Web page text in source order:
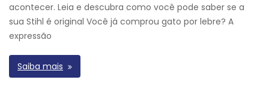
acontecer. Leia e descubra como você pode saber se a
sua Stihl é original Você já comprou gato por lebre? A
expressão
Saiba mais